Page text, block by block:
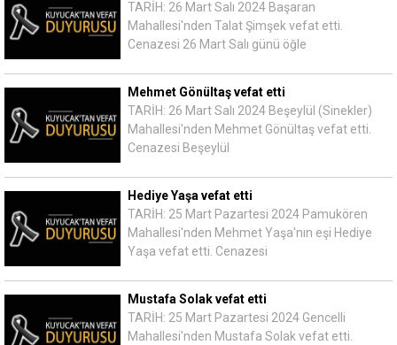
TARİH: 26 Mart Salı 2024 Başaran
Mahallesi'nden Talat Şimşek vefat etti.
Cenazesi 26 Mart Salı günü öğle
Mehmet Gönültaş vefat etti
TARİH: 26 Mart Salı 2024 Beşeylül (Sinekler)
Mahallesi'nden Mehmet Gönültaş vefat etti.
Cenazesi Beşeylül
Hediye Yaşa vefat etti
TARİH: 25 Mart Pazartesi 2024 Pamukören
Mahallesi'nden Mehmet Yaşa'nın eşi Hediye
Yaşa vefat etti. Cenazesi
Mustafa Solak vefat etti
TARİH: 25 Mart Pazartesi 2024 Gencelli
Mahallesi'nden Mustafa Solak vefat etti.